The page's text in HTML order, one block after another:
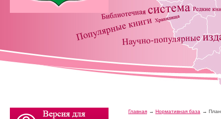
Главная Нормативная база